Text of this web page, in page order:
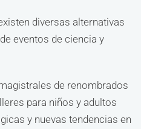
diversas alternativas
eventos de ciencia y
de renombrados
para niños y adultos
y nuevas tendencias en